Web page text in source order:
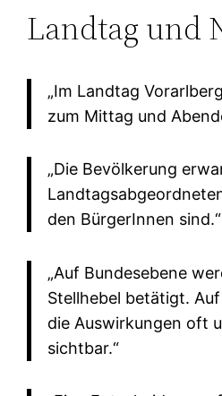
Landtag und
„Im Landtag
zum Mittag und
„Die Bevölkerung
den BürgerInnen sind.“
„Auf Bundesebene
Stellhebel betätigt.
die Auswirkungen oft
sichtbar.“